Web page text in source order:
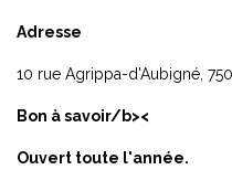
Adresse
10 rue Agrippa-d'Aubigné,
Bon à savoir/b><
Ouvert toute l'année.